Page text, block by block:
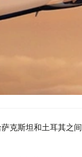
克斯坦和土耳其之